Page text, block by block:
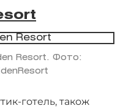
Resort. Фото:
готель, також